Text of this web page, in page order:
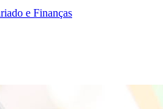
e Finanças